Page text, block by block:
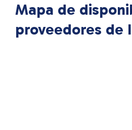
Mapa de
proveedores de